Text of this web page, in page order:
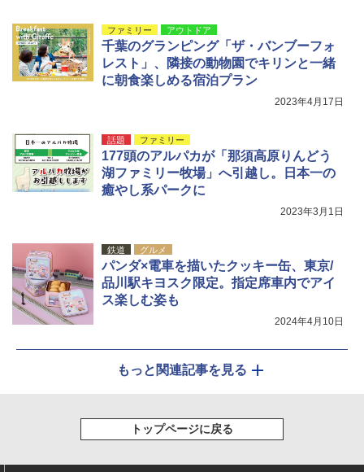
ファミリー アウトドア
千葉のグランピング「ザ・バンブーフォ
レスト」、隣接の動物園でキリンと一緒
に朝食楽しめる宿泊プラン
2023年4月17日
話題 ファミリー
177頭のアルパカが「那須高原りんどう
湖ファミリー牧場」へ引越し。日本一の
癒やし系パークに
2023年3月1日
鉄道 グルメ
パンダ×電車を描いたクッキー缶、東京/
品川駅キヨスク限定。指定席車内でアイ
ス楽しむ姿も
2024年4月10日
もっと関連記事を見る
トップページに戻る